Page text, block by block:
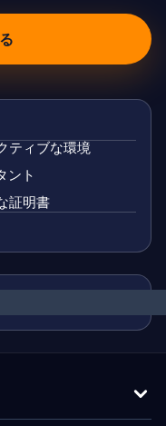
ティブな環境
ント
証明書